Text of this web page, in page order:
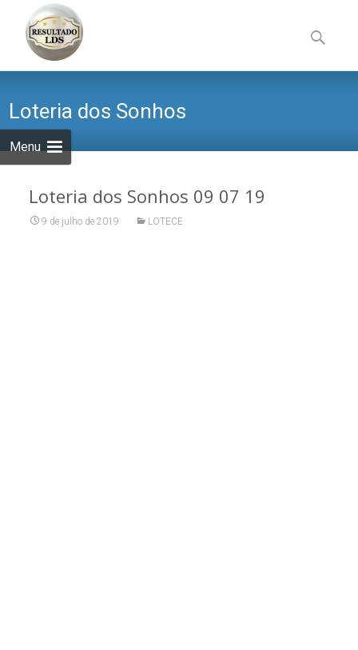
Menu
to
content
por:
Loteria dos Sonhos
Loteria dos Sonhos 09 07 19
9 de julho de 2019 LOTECE